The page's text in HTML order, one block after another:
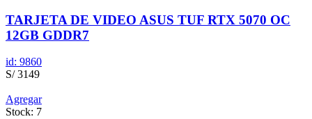
TARJETA DE VIDEO ASUS TUF RTX 5070 OC
12GB GDDR7
id: 9860
S/ 3149
Agregar
Stock: 7